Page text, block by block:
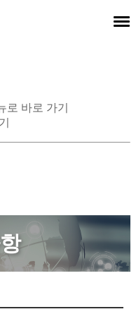
로 바로 가기